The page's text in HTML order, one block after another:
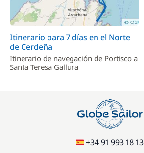
Itinerario para 7 días en el Norte
de Cerdeña
Itinerario de navegación de Portisco a
Santa Teresa Gallura
+34 91 993 18 13